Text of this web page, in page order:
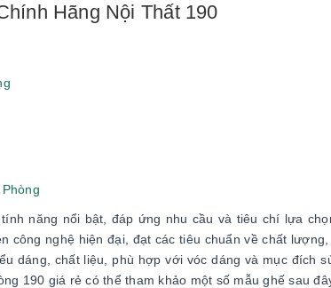
Hãng Nội Thất 190
năng nổi bật, đáp ứng nhu cầu và tiêu chí lựa
công nghệ hiện đại, đạt các tiêu chuẩn về chất
dáng, chất liệu, phù hợp với vóc dáng và mục đích
190 giá rẻ có thể tham khảo một số mẫu ghế sau